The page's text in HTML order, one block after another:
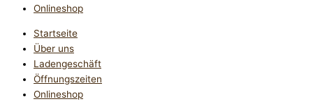
Onlineshop
Startseite
Über uns
Ladengeschäft
Öffnungszeiten
Onlineshop